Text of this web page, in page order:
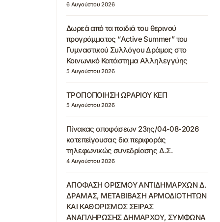
6 Αυγούστου 2026
Δωρεά από τα παιδιά του θερινού
προγράμματος “Active Summer” του
Γυμναστικού Συλλόγου Δράμας στο
Κοινωνικό Κατάστημα Αλληλεγγύης
5 Αυγούστου 2026
ΤΡΟΠΟΠΟΙΗΣΗ ΩΡΑΡΙΟΥ ΚΕΠ
5 Αυγούστου 2026
Πίνακας αποφάσεων 23ης/04-08-2026
κατεπείγουσας δια περιφοράς
τηλεφωνικώς συνεδρίασης Δ.Σ.
4 Αυγούστου 2026
ΑΠΟΦΑΣΗ ΟΡΙΣΜΟΥ ΑΝΤΙΔΗΜΑΡΧΩΝ Δ.
ΔΡΑΜΑΣ, ΜΕΤΑΒΙΒΑΣΗ ΑΡΜΟΔΙΟΤΗΤΩΝ
ΚΑΙ ΚΑΘΟΡΙΣΜΟΣ ΣΕΙΡΑΣ
ΑΝΑΠΛΗΡΩΣΗΣ ΔΗΜΑΡΧΟΥ, ΣΥΜΦΩΝΑ